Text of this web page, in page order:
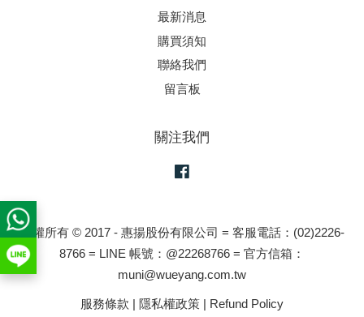
最新消息
購買須知
聯絡我們
留言板
關注我們
版權所有 © 2017 - 惠揚股份有限公司 = 客服電話：(02)2226-
8766 = LINE 帳號：@22268766 = 官方信箱：
muni@wueyang.com.tw
服務條款 | 隱私權政策 | Refund Policy